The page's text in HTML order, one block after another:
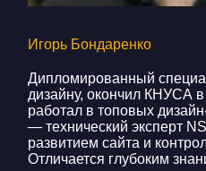
Игорь Бондаренко
Дипломированный
дизайну, окончил КНУСА
работал в топовых
— технический эксперт
развитием сайта и
Отличается глубоким